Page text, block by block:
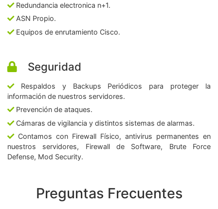
Redundancia electronica n+1.
ASN Propio.
Equipos de enrutamiento Cisco.
Seguridad
Respaldos y Backups Periódicos para proteger la
información de nuestros servidores.
Prevención de ataques.
Cámaras de vigilancia y distintos sistemas de alarmas.
Contamos con Firewall Físico, antivirus permanentes en
nuestros servidores, Firewall de Software, Brute Force
Defense, Mod Security.
Preguntas Frecuentes